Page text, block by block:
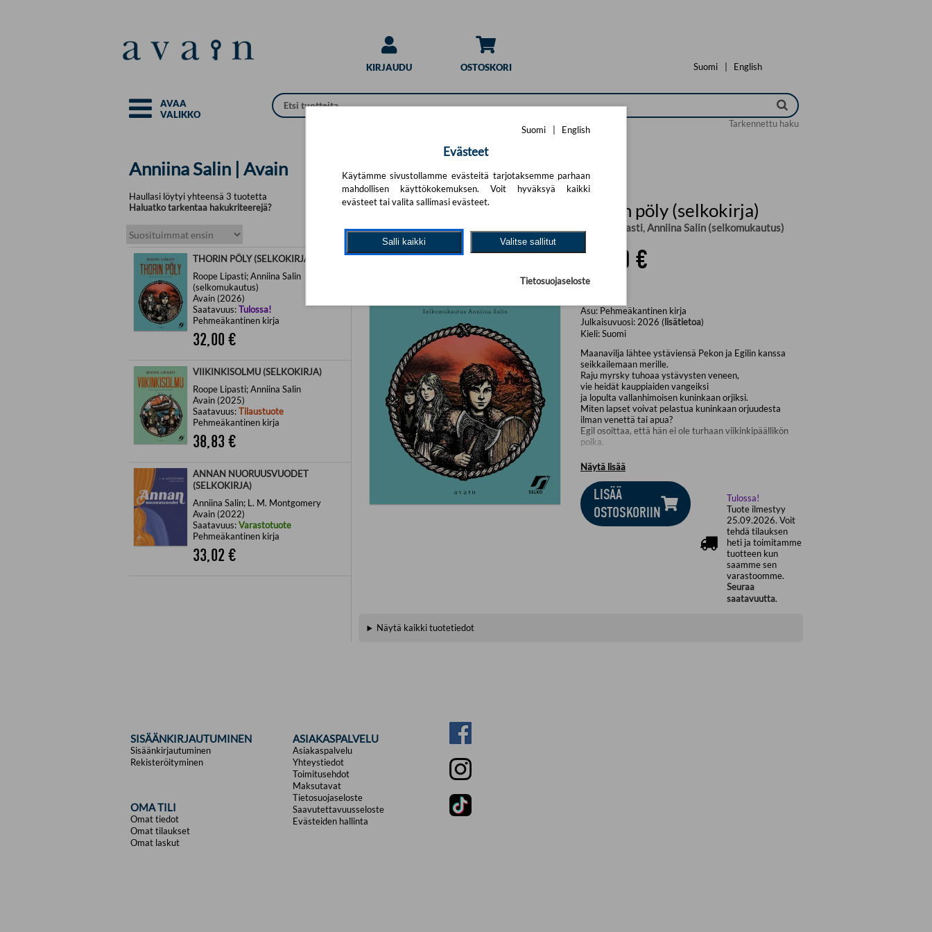
KIRJAUDU OSTOSKORI Suomi English
AVAA
VALIKKO
Tarkennettu haku
Anniina Salin | Avain
Haullasi löytyi yhteensä 3 tuotetta
Haluatko tarkentaa hakukriteerejä?
THORIN PÖLY (SELKOKIRJA)
Roope Lipasti; Anniina Salin
(selkomukautus)
Avain (2026)
Saatavuus:Tulossa!
Pehmeäkantinen kirja
32,00 €
VIIKINKISOLMU (SELKOKIRJA)
Roope Lipasti; Anniina Salin
Avain (2025)
Saatavuus:Tilaustuote
Pehmeäkantinen kirja
38,83 €
ANNAN NUORUUSVUODET
(SELKOKIRJA)
Anniina Salin; L. M. Montgomery
Avain (2022)
Saatavuus:Varastotuote
Pehmeäkantinen kirja
33,02 €
Thorin pöly (selkokirja)
Roope Lipasti,Anniina Salin (selkomukautus)
32,00 €
Asu: Pehmeäkantinen kirja
Julkaisuvuosi: 2026 (lisätietoa)
Kieli:Suomi
Maanavilja lähtee ystäviensä Pekon ja Egilin kanssa
seikkailemaan merille.
Raju myrsky tuhoaa ystävysten veneen,
vie heidät kauppiaiden vangeiksi
ja lopulta vallanhimoisen kuninkaan orjiksi.
Miten lapset voivat pelastua kuninkaan orjuudesta
ilman venettä tai apua?
Egil osoittaa, että hän ei ole turhaan viikinkipäällikön
poika.
Neuvokkuus, rohkeus ja ystävyys pelastavat lapset
jännittävässä seikkailuromaanissa,
joka sijoittuu viikinkiaikaan.
Thorin pöly on itsenäinen jatko-osa romaanille
Viikinkisolmu.
Näytä lisää
LISÄÄ
OSTOSKORIIN
Tulossa!
Tuote ilmestyy
25.09.2026. Voit
tehdä tilauksen
heti ja toimitamme
tuotteen kun
saamme sen
varastoomme.
Seuraa
saatavuutta.
Näytä kaikki tuotetiedot
SISÄÄNKIRJAUTUMINEN
Sisäänkirjautuminen
Rekisteröityminen
OMA TILI
Omat tiedot
Omat tilaukset
Omat laskut
ASIAKASPALVELU
Asiakaspalvelu
Yhteystiedot
Toimitusehdot
Maksutavat
Tietosuojaseloste
Saavutettavuusseloste
Evästeiden hallinta
Suomi English
Evästeet
Käytämme sivustollamme evästeitä tarjotaksemme parhaan
mahdollisen käyttökokemuksen. Voit hyväksyä kaikki
evästeet tai valita sallimasi evästeet.
Salli kaikki Valitse sallitut
Tietosuojaseloste